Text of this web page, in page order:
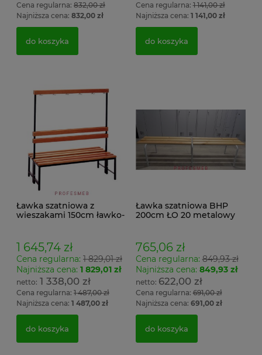
Cena regularna: 832,00 zł
Najniższa cena: 832,00 zł
do koszyka
Cena regularna:1 141,00 zł
Najniższa cena: 1 141,00 zł
do koszyka
Ławka szatniowa z
wieszakami 150cm ławko-
1 645,74 zł
Cena regularna: 1 829,01 zł
Najniższa cena: 1 829,01 zł
1 338,00 zł
Cena regularna: 1 487,00 zł
Najniższa cena: 1 487,00 zł
do koszyka
Ławka szatniowa BHP
200cm ŁO 20 metalowy
765,06 zł
Cena regularna:849,93 zł
Najniższa cena: 849,93 zł
622,00 zł
Cena regularna:691,00 zł
Najniższa cena: 691,00 zł
do koszyka